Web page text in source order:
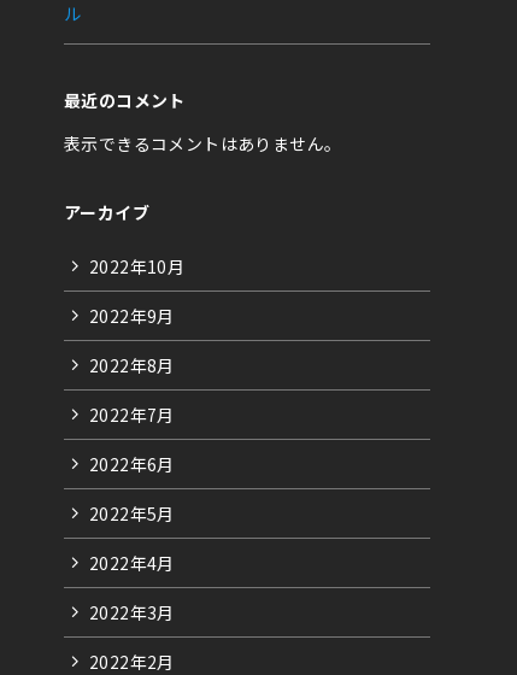
ル
最近のコメント
表示できるコメントはありません。
アーカイブ
2022年10月
2022年9月
2022年8月
2022年7月
2022年6月
2022年5月
2022年4月
2022年3月
2022年2月